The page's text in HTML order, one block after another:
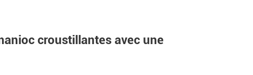
croustillantes avec une